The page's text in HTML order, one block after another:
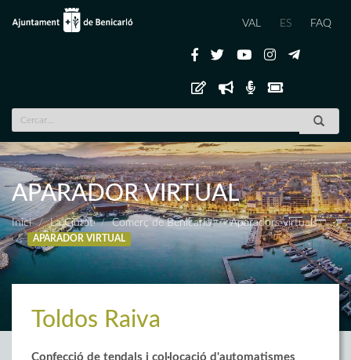
VAL ES FAQ
APARADOR VIRTUAL
Inici La Ciutat Comerç de Benicarló Aparadors virtuals
APARADOR VIRTUAL
Toldos Raiva
Confecció de tendals i col·locació d'automatismes